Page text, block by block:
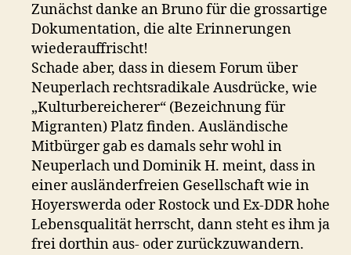
Zunächst danke an Bruno für die grossartige
Dokumentation, die alte Erinnerungen
wiederauffrischt!
Schade aber, dass in diesem Forum über
Neuperlach rechtsradikale Ausdrücke, wie
„Kulturbereicherer“ (Bezeichnung für
Migranten) Platz finden. Ausländische
Mitbürger gab es damals sehr wohl in
Neuperlach und Dominik H. meint, dass in
einer ausländerfreien Gesellschaft wie in
Hoyerswerda oder Rostock und Ex-DDR hohe
Lebensqualität herrscht, dann steht es ihm ja
frei dorthin aus- oder zurückzuwandern.